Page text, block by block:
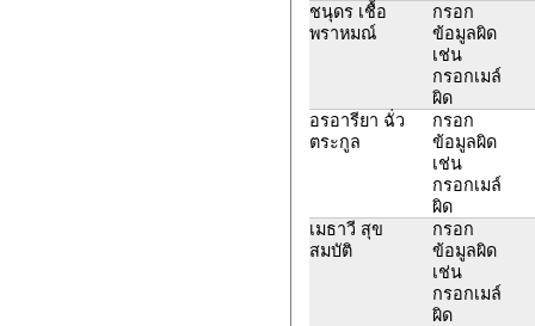
ชนุดร เชื้อ
พราหมณ์
กรอก
ข้อมูลผิด
เช่น
กรอกเมล์
ผิด
อรอารียา ฉั่ว
ตระกูล
กรอก
ข้อมูลผิด
เช่น
กรอกเมล์
ผิด
เมธาวี สุข
สมบัติ
กรอก
ข้อมูลผิด
เช่น
กรอกเมล์
ผิด